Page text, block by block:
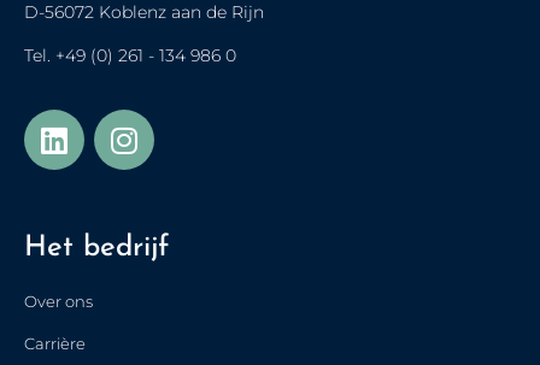
D-56072 Koblenz aan de Rijn
Tel. +49 (0) 261 - 134 986 0
Het bedrijf
Over ons
Carrière